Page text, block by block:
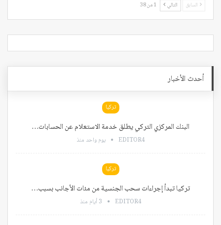
السابق التالي 1 من 38
أحدث الأخبار
تركيا
البنك المركزي التركي يطلق خدمة الاستعلام عن الحسابات…
EDITOR4 يوم واحد منذ
تركيا
تركيا تبدأ إجراءات سحب الجنسية من مئات الأجانب بسبب…
EDITOR4 3 أيام منذ